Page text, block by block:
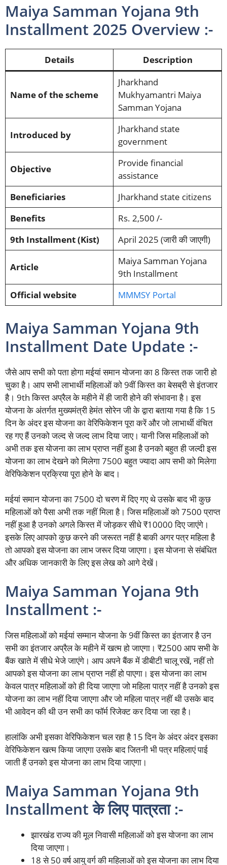
Maiya Samman Yojana 9th
Installment 2025 Overview :-
Details Description
Name of the scheme
Jharkhand
Mukhyamantri Maiya
Samman Yojana
Introduced by
Jharkhand state
government
Objective
Provide financial
assistance
Beneficiaries
Jharkhand state citizens
Benefits
Rs. 2,500 /-
9th Installment (Kist)
April 2025 (जारी की जाएगी)
Article
Maiya Samman Yojana
9th Installment
Official website
MMMSY Portal
Maiya Samman Yojana 9th
Installment Date Update :-
जैसे आप सभी को पता होगा मईयां समान योजना का 8 किस्त तक जारी हो
चुका है। आप सभी लाभार्थी महिलाओं को 9वीं किस्त का बेसब्री से इंतजार
है। 9th किस्त अप्रैल के महीने में ही जारी होने की संभावना है। इस
योजना के अंतर्गत मुख्यमंत्री हेमंत सोरेन जी के द्वारा बताया गया है कि 15
दिन के अंदर इस योजना का वेरिफिकेशन पूरा करें और जो लाभार्थी वंचित
रह गए हैं उनको जल्द से जल्द लाभ दिया जाए। यानी जिस महिलाओं को
अभी तक इस योजना का लाभ प्राप्त नहीं हुआ है उनको बहुत ही जल्दी इस
योजना का लाभ देखने को मिलेगा 7500 बहुत ज्यादा आप सभी को मिलेगा
वेरिफिकेशन प्रक्रिया पूरा होने के बाद।
मईयां समान योजना का 7500 दो चरण में दिए गए थे उसके बाद भी कुछ
महिलाओं को पैसा अभी तक नहीं मिला है। जिस महिलाओं को 7500 प्राप्त
नहीं हुआ है उनको अगले किस्त में जोड़कर सीधे ₹10000 दिए जाएंगे।
इसके लिए आपको कुछ करने की जरूरत नहीं है बाकी अगर पत्र महिला है
तो आपको इस योजना का लाभ जरूर दिया जाएगा। इस योजना से संबंधित
और अधिक जानकारी के लिए इस लेख को आगे देखें।
Maiya Samman Yojana 9th
Installment :-
जिस महिलाओं को मईयां सम्मान योजना के 9वीं किस्त का इंतजार है उन
सभी का इंतजार अप्रैल के महीने में खत्म हो जाएगा। ₹2500 आप सभी के
बैंक खाते में सीधे भेजे जाएंगे। आप अपने बैंक में डीबीटी चालू रखें, नहीं तो
आपको इस योजना का लाभ प्राप्त नहीं हो पाएगा। इस योजना का लाभ
केवल पात्र महिलाओं को ही दिया जाएगा जो महिला पात्र नहीं है उनको इस
योजना का लाभ नहीं दिया जाएगा और जो महिला पात्र नहीं थी उसके बाद
भी आवेदन की थी उन सभी का फॉर्म रिजेक्ट कर दिया जा रहा है।
हालांकि अभी इसका वेरिफिकेशन चल रहा है 15 दिन के अंदर अंदर इसका
वेरिफिकेशन खत्म किया जाएगा उसके बाद जितनी भी पत्र महिलाएं पाई
जाती हैं उनको इस योजना का लाभ दिया जाएगा।
Maiya Samman Yojana 9th
Installment के लिए पात्रता :-
झारखंड राज्य की मूल निवासी महिलाओं को इस योजना का लाभ
दिया जाएगा।
18 से 50 वर्ष आयु वर्ग की महिलाओं को इस योजना का लाभ दिया